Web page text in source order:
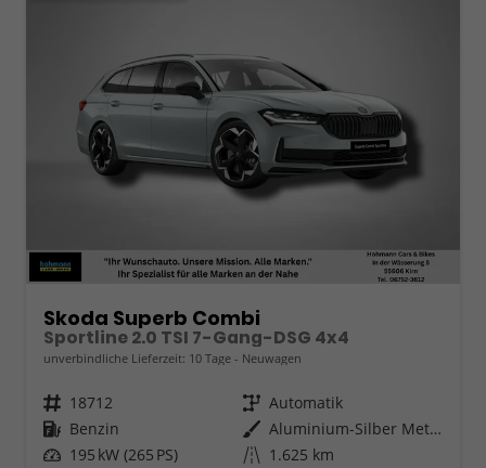
Skoda Superb Combi
Sportline 2.0 TSI 7-Gang-DSG 4x4
unverbindliche Lieferzeit: 10 Tage Neuwagen
Fahrzeugnr. 18712 Getriebe Automatik
Kraftstoff Benzin Außenfarbe
Aluminium-Silber Metalilc
Leistung 195 kW (265 PS) Kilometerstand 1.625 km